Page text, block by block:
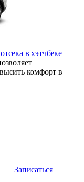
в хэтчбеке
комфорт в
Записаться